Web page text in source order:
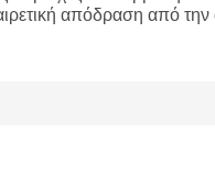
απόδραση από